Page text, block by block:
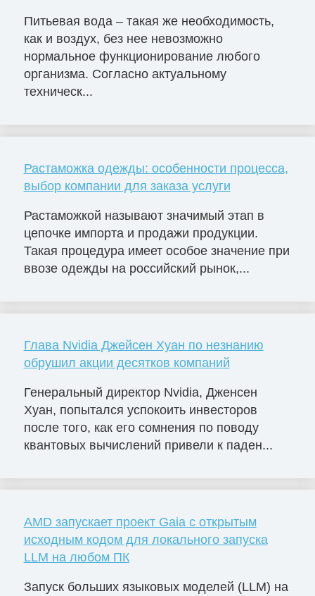
Питьевая вода – такая же необходимость,
как и воздух, без нее невозможно
нормальное функционирование любого
организма. Согласно актуальному
техническ...
Растаможка одежды: особенности процесса,
выбор компании для заказа услуги
Растаможкой называют значимый этап в
цепочке импорта и продажи продукции.
Такая процедура имеет особое значение при
ввозе одежды на российский рынок,...
Глава Nvidia Джейсен Хуан по незнанию
обрушил акции десятков компаний
Генеральный директор Nvidia, Дженсен
Хуан, попытался успокоить инвесторов
после того, как его сомнения по поводу
квантовых вычислений привели к паден...
AMD запускает проект Gaia с открытым
исходным кодом для локального запуска
LLM на любом ПК
Запуск больших языковых моделей (LLM) на